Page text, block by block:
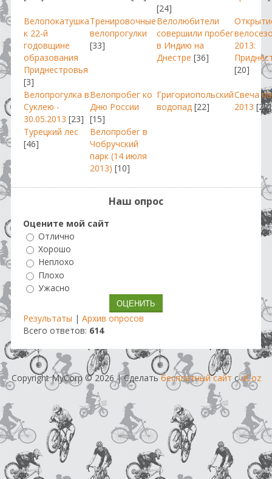
[24]
Велопокатушка
к 22-й
годовщине
образования
Приднестровья
[3]
Тренировочные
велопрогулки
[33]
Велолюбители
совершили пробег
в Индию на
Днестре [36]
2013:
[20]
Велопрогулка в
Суклею -
30.05.2013 [23]
Велопробег ко
Дню России
[15]
Григориопольский
водопад [22]
Свеча
2013 [29]
Турецкий лес
[46]
Велопробег в
Чобручский
парк (14 июля
2013) [10]
Наш опрос
Оцените мой сайт
Отлично
Хорошо
Неплохо
Плохо
Ужасно
Результаты | Архив опросов
Всего ответов: 614
Copyright MyCorp © 2026|Сделатьбесплатный сайт сuCoz